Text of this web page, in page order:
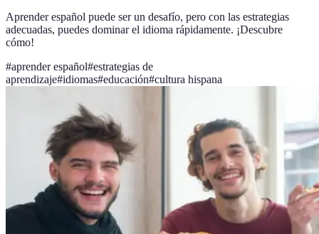
Aprender español puede ser un desafío, pero con las estrategias
adecuadas, puedes dominar el idioma rápidamente. ¡Descubre
cómo!
#aprender español#estrategias de
aprendizaje#idiomas#educación#cultura hispana